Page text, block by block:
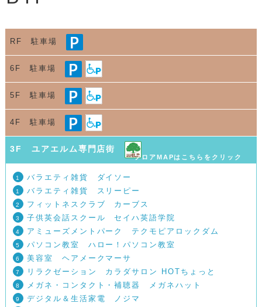
RF 駐車場
6F 駐車場
5F 駐車場
4F 駐車場
3F ユアエルム専門店街
フロアMAPはこちらをクリック
1 バラエティ雑貨 ダイソー
1 バラエティ雑貨 スリーピー
2 フィットネスクラブ カーブス
3 子供英会話スクール セイハ英語学院
4 アミューズメントパーク テクモピアロックダム
5 パソコン教室 ハロー！パソコン教室
6 美容室 ヘアメークマーサ
7 リラクゼーション カラダサロン HOTちょっと
8 メガネ・コンタクト・補聴器 メガネハット
9 デジタル＆生活家電 ノジマ